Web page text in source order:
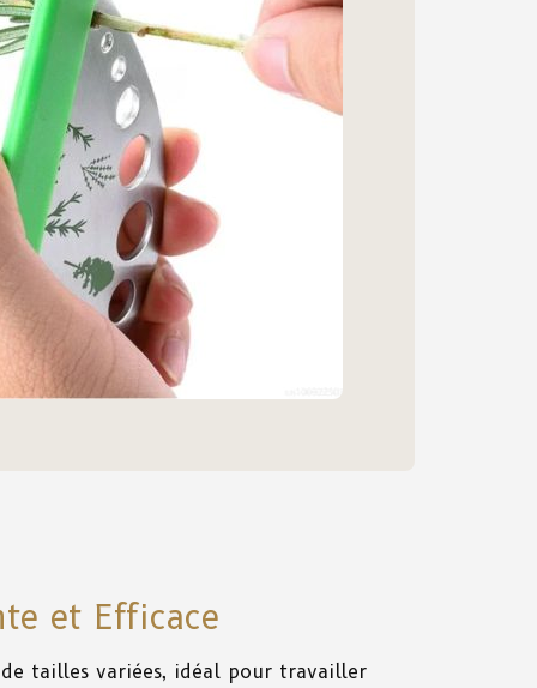
et Efficace
tailles variées, idéal pour travailler